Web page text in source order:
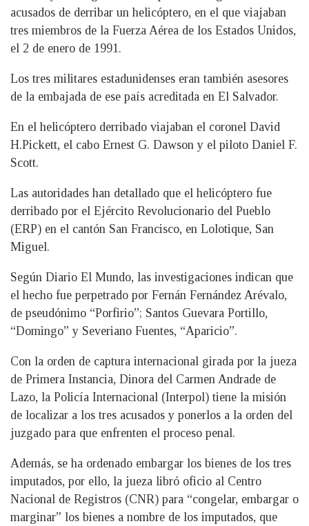
acusados de derribar un helicóptero, en el que viajaban
tres miembros de la Fuerza Aérea de los Estados Unidos,
el 2 de enero de 1991.
Los tres militares estadunidenses eran también asesores
de la embajada de ese país acreditada en El Salvador.
En el helicóptero derribado viajaban el coronel David
H.Pickett, el cabo Ernest G. Dawson y el piloto Daniel F.
Scott.
Las autoridades han detallado que el helicóptero fue
derribado por el Ejército Revolucionario del Pueblo
(ERP) en el cantón San Francisco, en Lolotique, San
Miguel.
Según Diario El Mundo, las investigaciones indican que
el hecho fue perpetrado por Fernán Fernández Arévalo,
de pseudónimo “Porfirio”; Santos Guevara Portillo,
“Domingo” y Severiano Fuentes, “Aparicio”.
Con la orden de captura internacional girada por la jueza
de Primera Instancia, Dinora del Carmen Andrade de
Lazo, la Policía Internacional (Interpol) tiene la misión
de localizar a los tres acusados y ponerlos a la orden del
juzgado para que enfrenten el proceso penal.
Además, se ha ordenado embargar los bienes de los tres
imputados, por ello, la jueza libró oficio al Centro
Nacional de Registros (CNR) para “congelar, embargar o
marginar” los bienes a nombre de los imputados, que